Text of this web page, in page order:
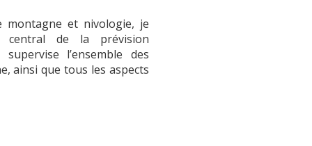
montagne et nivologie, je
central de la prévision
l’ensemble des
ainsi que tous les aspects